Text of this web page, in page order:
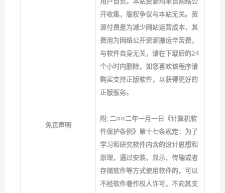
免责声明
用户自负。本站资源均来自网络公
开收集，版权争议与本站无关。资
源付费是为减少网站运营成本，其
费用为网络公开资源搬运辛苦费，
与软件自身无关，请在下载后的24
个小时内删除，如您喜欢该程序请
购买支持正版软件，以获得更好的
正版服务。
附: 二○○二年一月一日《计算机软
件保护条例》第十七条规定：为了
学习和研究软件内含的设计思想和
原理，通过安装、显示、传输或者
存储软件等方式使用软件的，可以
不经软件著作权人许可，不向其支